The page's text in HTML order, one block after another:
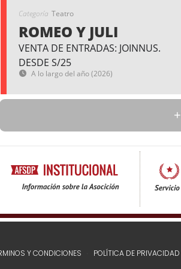
Categoría Teatro
ROMEO Y JULI
VENTA DE ENTRADAS: JOINNUS.
DESDE S/25
A lo largo del año (2026)
Y CONDICIONES POLÍTICA DE PRIVACIDAD